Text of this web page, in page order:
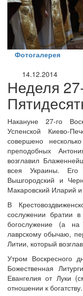
Онлайн трансляции
12 сентября 2015
12 сентября 2015
12 сентября 2015
12 сентября 2015
12 сентября 2015
12 сентября 2015
12 сентября 2015
Перейти к архиву
Фотогалерея
14.12.2014
Неделя
Накануне 27-го
Успенской Киево-
совершено
преподобных
возглавил
всея Украины. Его
Вышгородский и
Макаровский Иларий
В
сослужении братии
богослужение (а
лаврскому обычаю,
Литии, который
Утром Воскресного
Божественная
Евангелия от Луки
отношении к богатству.